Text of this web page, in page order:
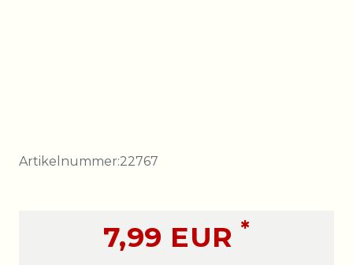
Artikelnummer:22767
7,99 EUR *